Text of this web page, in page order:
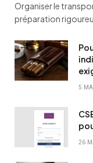
Organiser le
préparation
5
26